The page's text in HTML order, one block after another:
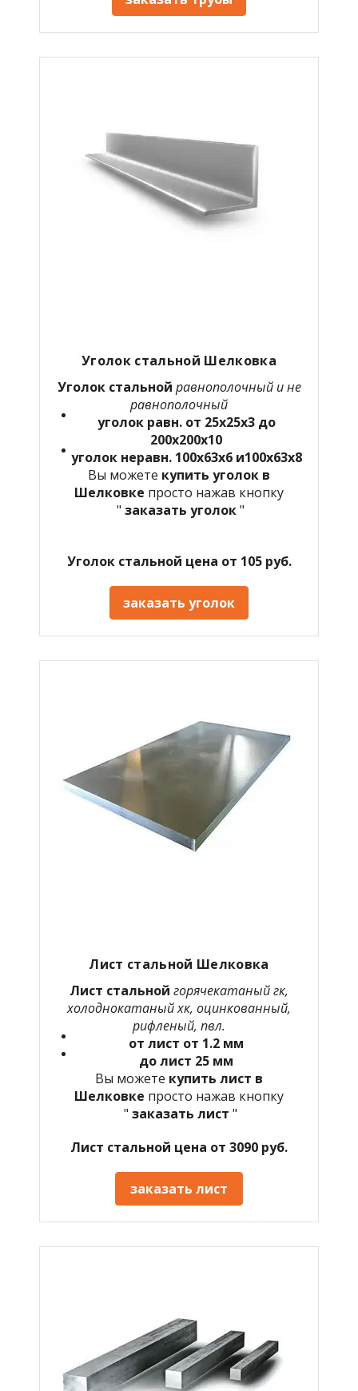
Уголок стальной Шелковка
Уголок стальной равнополочный и не
равнополочный
уголок равн. от 25х25х3 до
200х200х10
уголок неравн. 100х63х6 и100х63х8
Вы можете купить уголок в
Шелковке просто нажав кнопку
" заказать уголок"
Уголок стальной цена от 105 руб.
заказать уголок
Лист стальной Шелковка
Лист стальной горячекатаный гк,
холоднокатаный хк, оцинкованный,
рифленый, пвл.
от лист от 1.2 мм
до лист 25 мм
Вы можете купить лист в
Шелковке просто нажав кнопку
" заказать лист "
Лист стальной цена от 3090 руб.
заказать лист